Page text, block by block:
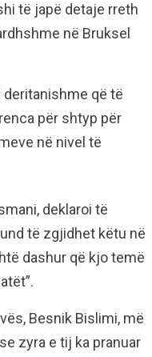
të japë detaje rreth
në Bruksel
deritanishme që të
për shtyp për
në nivel të
deklaroi të
të zgjidhet këtu në
dashur që kjo temë
Besnik Bislimi, më
zyra e tij ka pranuar